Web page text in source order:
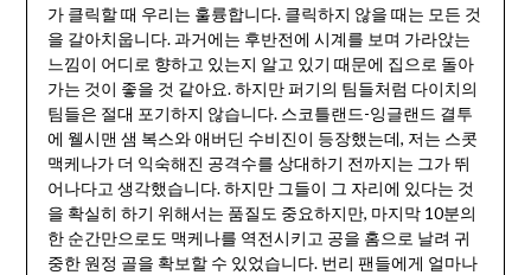
가 클릭할 때 우리는 훌륭합니다. 클릭하지 않을 때는 모든 것
을 갈아치웁니다. 과거에는 후반전에 시계를 보며 가라앉는
느낌이 어디로 향하고 있는지 알고 있기 때문에 집으로 돌아
가는 것이 좋을 것 같아요. 하지만 퍼기의 팀들처럼 다이치의
팀들은 절대 포기하지 않습니다. 스코틀랜드-잉글랜드 결투
에 웰시맨 샘 복스와 애버딘 수비진이 등장했는데, 저는 스콧
맥케나가 더 익숙해진 공격수를 상대하기 전까지는 그가 뛰
어나다고 생각했습니다. 하지만 그들이 그 자리에 있다는 것
을 확실히 하기 위해서는 품질도 중요하지만, 마지막 10분의
한 순간만으로도 맥케나를 역전시키고 공을 홈으로 날려 귀
중한 원정 골을 확보할 수 있었습니다. 번리 팬들에게 얼마나